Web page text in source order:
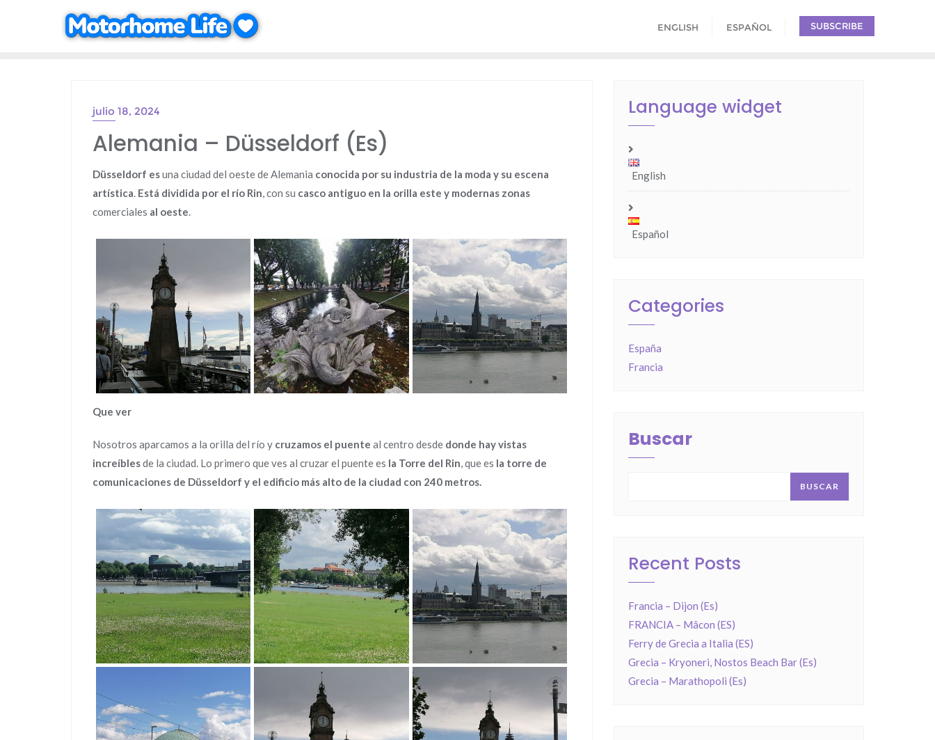
ENGLISH ESPAÑOL SUBSCRIBE
julio 18, 2024
Alemania – Düsseldorf (Es)
Düsseldorf esuna ciudad del oeste de Alemania conocida por su industria de la moda y su escena
artística. Está dividida por el río Rin, con su casco antiguo en la orilla este y modernas zonas
comerciales al oeste.
Que ver
Nosotros aparcamos a la orilla del río y cruzamos el puente al centro desde donde hay vistas
increíblesde la ciudad. Lo primero que ves al cruzar el puente es la Torre del Rin, quees la torre de
comunicaciones de Düsseldorf y el edificio más alto de la ciudad con 240 metros.
Language widget
English
Español
Categories
España
Francia
Buscar
BUSCAR
Recent Posts
Francia – Dijon (Es)
FRANCIA – Mâcon (ES)
Ferry de Grecia a Italia (ES)
Grecia – Kryoneri, Nostos Beach Bar (Es)
Grecia – Marathopoli (Es)